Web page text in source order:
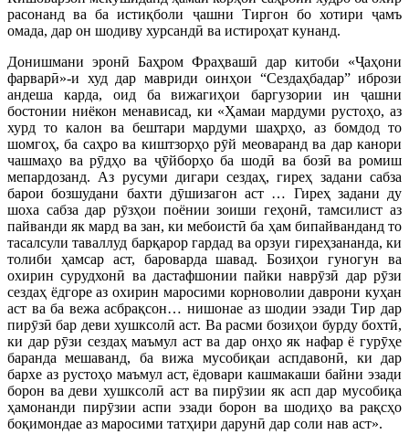
расонанд ва ба истиқболи ҷашни Тиргон бо хотири ҷамъ
омада, дар он шодиву хурсандӣ ва истироҳат кунанд.
Донишмани эронӣ Баҳром Фраҳвашӣ дар китоби «Ҷаҳони
фарварӣ»-и худ дар мавриди оинҳои “Сездаҳбадар” ибрози
андеша карда, оид ба вижагиҳои баргузории ин ҷашни
бостонии ниёкон менависад, ки «Ҳамаи мардуми рустоҳо, аз
хурд то калон ва бештари мардуми шаҳрҳо, аз бомдод то
шомгоҳ, ба саҳро ва киштзорҳо рӯй меоваранд ва дар канори
чашмаҳо ва рӯдҳо ва ҷӯйборҳо ба шодӣ ва бозӣ ва ромиш
мепардозанд. Аз русуми дигари сездаҳ, гиреҳ задани сабза
барои бозшудани бахти дӯшизагон аст … Гиреҳ задани ду
шоха сабза дар рӯзҳои поёнии зоиши геҳонӣ, тамсилист аз
пайванди як мард ва зан, ки мебоистӣ ба ҳам бипайванданд то
тасалсули таваллуд барқарор гардад ва орзуи гиреҳзананда, ки
толиби ҳамсар аст, бароварда шавад. Бозиҳои гуногун ва
охирин сурудхонӣ ва дастафшонии пайки наврӯзӣ дар рӯзи
сездаҳ ёдгоре аз охирин маросими корноволии даврони куҳан
аст ва ба вежа асбрақсон… нишонае аз шодии эзади Тир дар
пирӯзӣ бар деви хушксолӣ аст. Ва расми бозиҳои бурду бохтӣ,
ки дар рӯзи сездаҳ маъмул аст ва дар онҳо як нафар ё гурӯҳе
баранда мешаванд, ба вижа мусобиқаи аспдавонӣ, ки дар
бархе аз рустоҳо маъмул аст, ёдовари кашмакаши байни эзади
борон ва деви хушксолӣ аст ва пирӯзии як асп дар мусобиқа
ҳамонанди пирӯзии аспи эзади борон ва шодиҳо ва рақсҳо
боқимондае аз маросими татҳири дарунӣ дар соли нав аст».